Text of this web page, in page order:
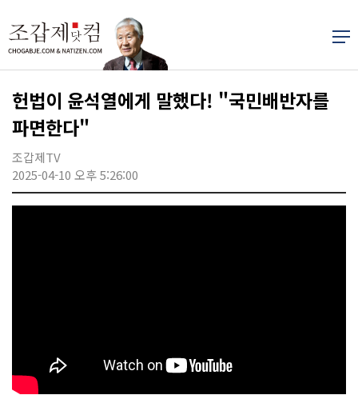
헌법이 윤석열에게 말했다! "국민배반자를
파면한다"
조갑제TV
2025-04-10 오후 5:26:00